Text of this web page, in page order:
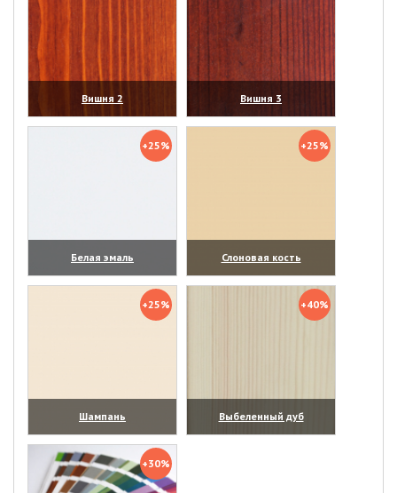
Вишня 2
(увеличить)
Вишня 3
(увеличить)
+25%
Белая эмаль
(увеличить)
+25%
Слоновая кость
(увеличить)
+25%
Шампань
(увеличить)
+40%
Выбеленный дуб
(увеличить)
+30%